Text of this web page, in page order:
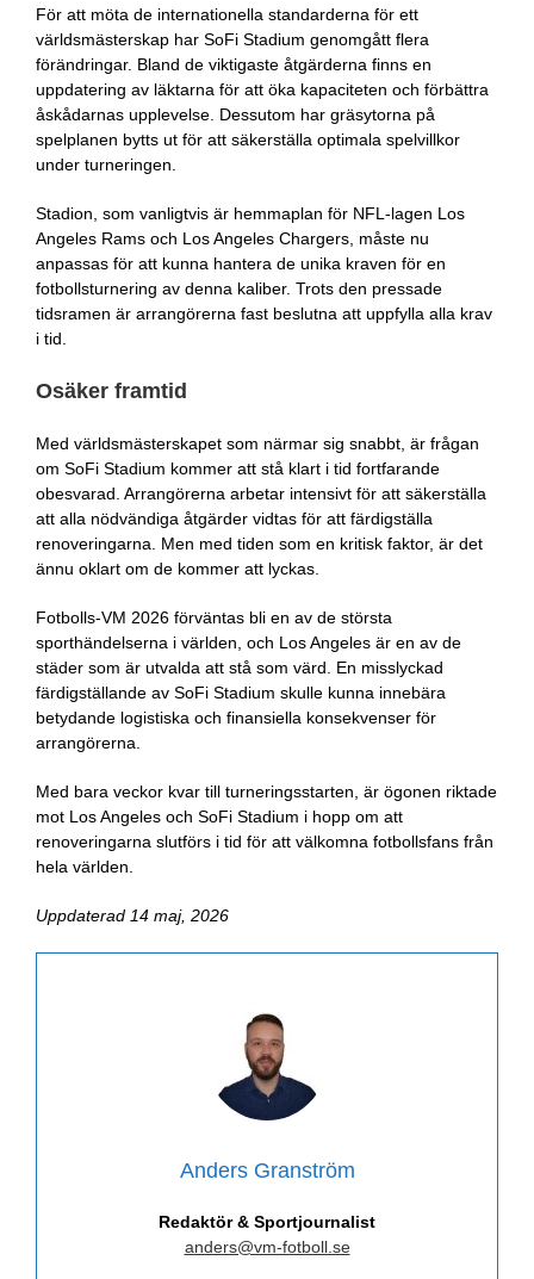
För att möta de internationella standarderna för ett
världsmästerskap har SoFi Stadium genomgått flera
förändringar. Bland de viktigaste åtgärderna finns en
uppdatering av läktarna för att öka kapaciteten och förbättra
åskådarnas upplevelse. Dessutom har gräsytorna på
spelplanen bytts ut för att säkerställa optimala spelvillkor
under turneringen.
Stadion, som vanligtvis är hemmaplan för NFL-lagen Los
Angeles Rams och Los Angeles Chargers, måste nu
anpassas för att kunna hantera de unika kraven för en
fotbollsturnering av denna kaliber. Trots den pressade
tidsramen är arrangörerna fast beslutna att uppfylla alla krav
i tid.
Osäker framtid
Med världsmästerskapet som närmar sig snabbt, är frågan
om SoFi Stadium kommer att stå klart i tid fortfarande
obesvarad. Arrangörerna arbetar intensivt för att säkerställa
att alla nödvändiga åtgärder vidtas för att färdigställa
renoveringarna. Men med tiden som en kritisk faktor, är det
ännu oklart om de kommer att lyckas.
Fotbolls-VM 2026 förväntas bli en av de största
sporthändelserna i världen, och Los Angeles är en av de
städer som är utvalda att stå som värd. En misslyckad
färdigställande av SoFi Stadium skulle kunna innebära
betydande logistiska och finansiella konsekvenser för
arrangörerna.
Med bara veckor kvar till turneringsstarten, är ögonen riktade
mot Los Angeles och SoFi Stadium i hopp om att
renoveringarna slutförs i tid för att välkomna fotbollsfans från
hela världen.
Uppdaterad 14 maj, 2026
Anders Granström
Redaktör & Sportjournalist
anders@vm-fotboll.se